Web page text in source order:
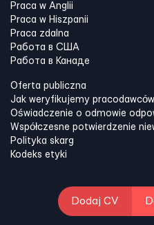
Praca w Anglii
Praca w Hiszpanii
Praca zdalna
Работа в США
Работа в Канадe
Oferta publiczna
Jak weryfikujemy pracodawców
Oświadczenie o odmowie
Współczesne potwierdzenie
Polityka skarg
Kodeks etyki
Dodaj CV